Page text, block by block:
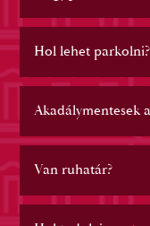
Hol lehet parkolni?
Akadálymentesek
Van ruhatár?